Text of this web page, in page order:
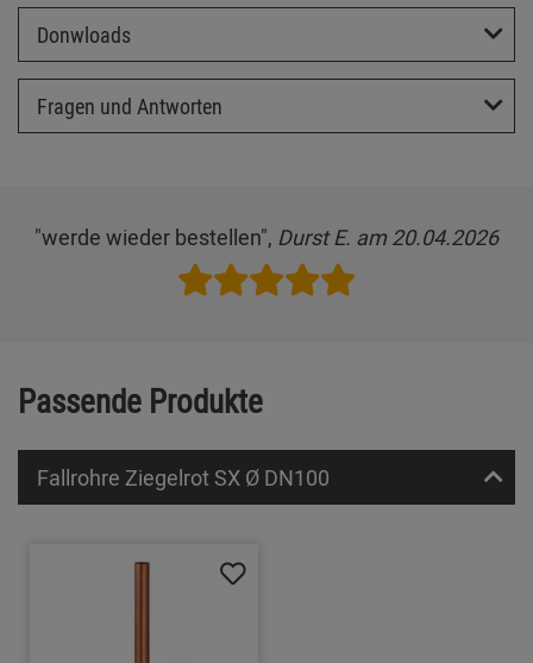
Donwloads
Fragen und Antworten
"werde wieder bestellen", Durst E. am 20.04.2026
Passende Produkte
Fallrohre Ziegelrot SX Ø DN100